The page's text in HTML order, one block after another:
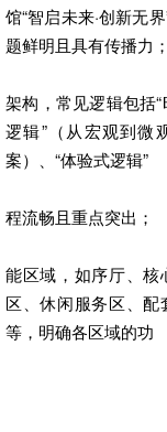
馆“智启未来·创新无
题鲜明且具有传播力；
架构，常见逻辑包括
逻辑”（从宏观到微
案）、“体验式逻辑”
程流畅且重点突出；
能区域，如序厅、
区、休闲服务区、配
等，明确各区域的功